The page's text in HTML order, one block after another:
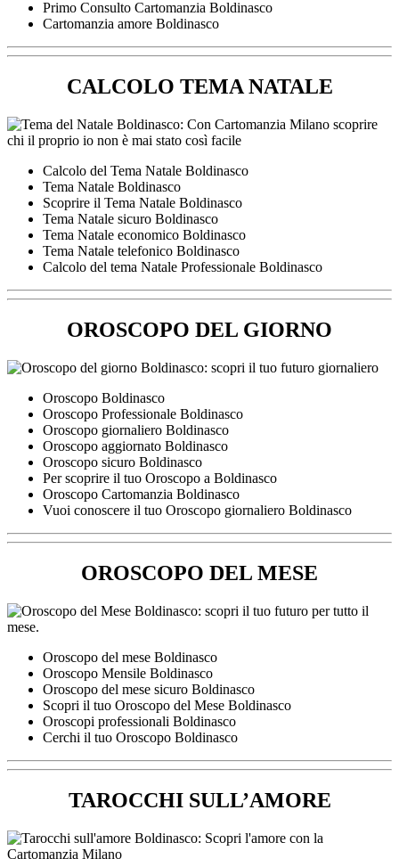
Primo Consulto Cartomanzia Boldinasco
Cartomanzia amore Boldinasco
CALCOLO TEMA NATALE
Calcolo del Tema Natale Boldinasco
Tema Natale Boldinasco
Scoprire il Tema Natale Boldinasco
Tema Natale sicuro Boldinasco
Tema Natale economico Boldinasco
Tema Natale telefonico Boldinasco
Calcolo del tema Natale Professionale Boldinasco
OROSCOPO DEL GIORNO
Oroscopo Boldinasco
Oroscopo Professionale Boldinasco
Oroscopo giornaliero Boldinasco
Oroscopo aggiornato Boldinasco
Oroscopo sicuro Boldinasco
Per scoprire il tuo Oroscopo a Boldinasco
Oroscopo Cartomanzia Boldinasco
Vuoi conoscere il tuo Oroscopo giornaliero Boldinasco
OROSCOPO DEL MESE
Oroscopo del mese Boldinasco
Oroscopo Mensile Boldinasco
Oroscopo del mese sicuro Boldinasco
Scopri il tuo Oroscopo del Mese Boldinasco
Oroscopi professionali Boldinasco
Cerchi il tuo Oroscopo Boldinasco
TAROCCHI SULL’AMORE